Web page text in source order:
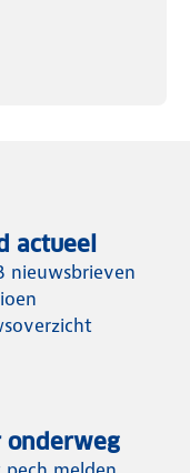
actueel
nieuwsbrieven
onderweg